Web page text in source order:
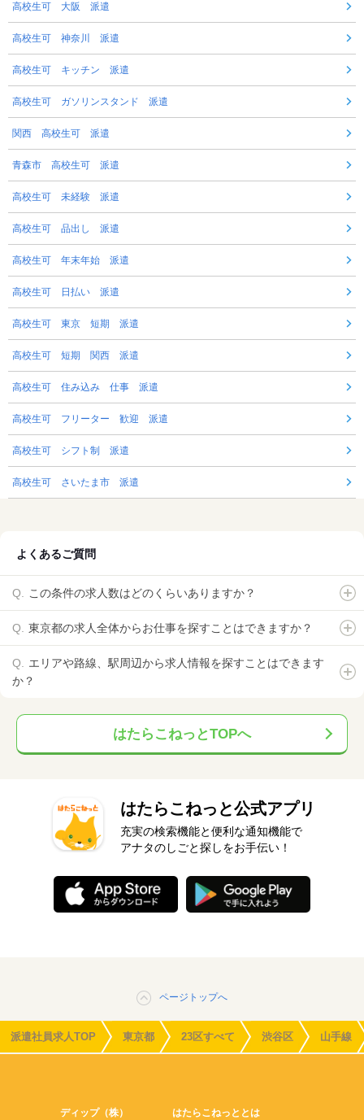
高校生可 大阪 派遣
高校生可 神奈川 派遣
高校生可 キッチン 派遣
高校生可 ガソリンスタンド 派遣
関西 高校生可 派遣
青森市 高校生可 派遣
高校生可 未経験 派遣
高校生可 品出し 派遣
高校生可 年末年始 派遣
高校生可 日払い 派遣
高校生可 東京 短期 派遣
高校生可 短期 関西 派遣
高校生可 住み込み 仕事 派遣
高校生可 フリーター 歓迎 派遣
高校生可 シフト制 派遣
高校生可 さいたま市 派遣
よくあるご質問
この条件の求人数はどのくらいありますか？
東京都の求人全体からお仕事を探すことはできますか？
エリアや路線、駅周辺から求人情報を探すことはできます
か？
はたらこねっとTOPへ
はたらこねっと公式アプリ
充実の検索機能と便利な通知機能で
アナタのしごと探しをお手伝い！
ページトップへ
派遣社員求人TOP 東京都 23区すべて 渋谷区 山手線
ディップ（株） はたらこねっととは